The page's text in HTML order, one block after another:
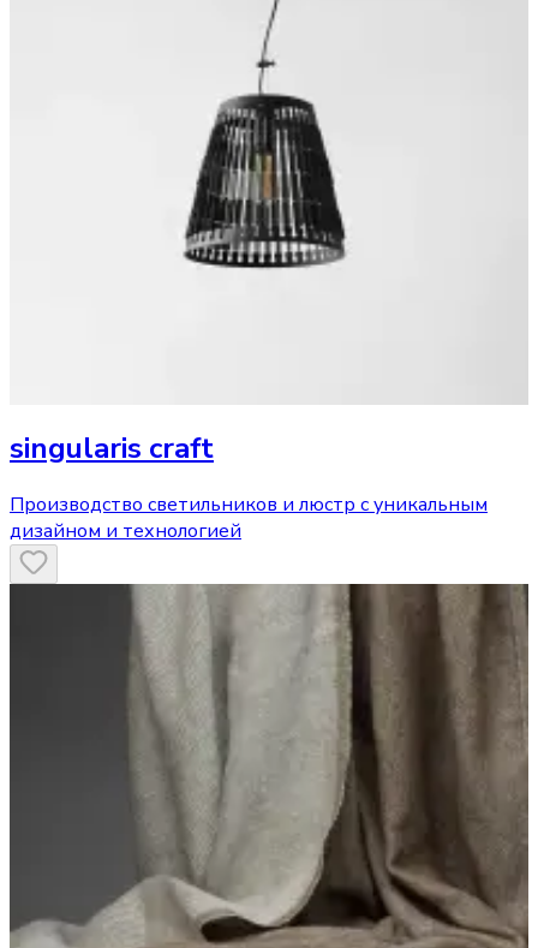
singularis craft
Производство светильников и люстр с уникальным
дизайном и технологией